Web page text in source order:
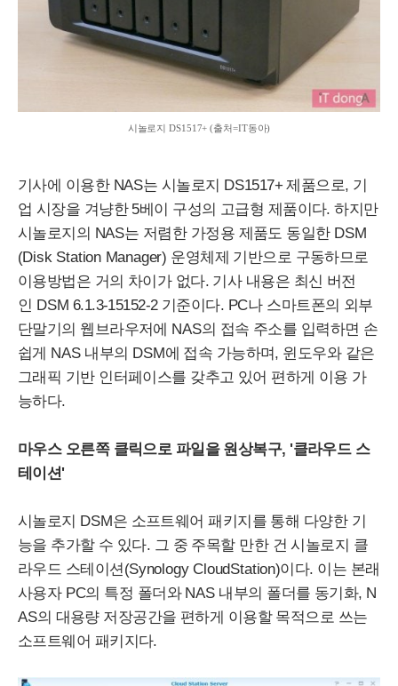
시놀로지DS1517+ (출처=IT동아)
기사에 이용한 NAS는 시놀로지 DS1517+ 제품으로, 기
업 시장을 겨냥한 5베이 구성의 고급형 제품이다. 하지만
시놀로지의 NAS는 저렴한 가정용 제품도 동일한 DSM
(Disk Station Manager) 운영체제 기반으로 구동하므로
이용방법은 거의 차이가 없다. 기사 내용은 최신 버전
인 DSM 6.1.3-15152-2 기준이다. PC나 스마트폰의 외부
단말기의 웹브라우저에 NAS의 접속 주소를 입력하면 손
쉽게 NAS내부의 DSM에 접속 가능하며, 윈도우와 같은
그래픽 기반 인터페이스를 갖추고 있어 편하게 이용 가
능하다.
마우스 오른쪽 클릭으로 파일을 원상복구, '클라우드 스
테이션'
시놀로지 DSM은 소프트웨어 패키지를 통해 다양한 기
능을 추가할 수 있다. 그 중 주목할 만한 건 시놀로지 클
라우드 스테이션(Synology CloudStation)이다. 이는 본래
사용자 PC의 특정 폴더와 NAS내부의 폴더를 동기화, N
AS의 대용량 저장공간을 편하게 이용할 목적으로 쓰는
소프트웨어 패키지다.